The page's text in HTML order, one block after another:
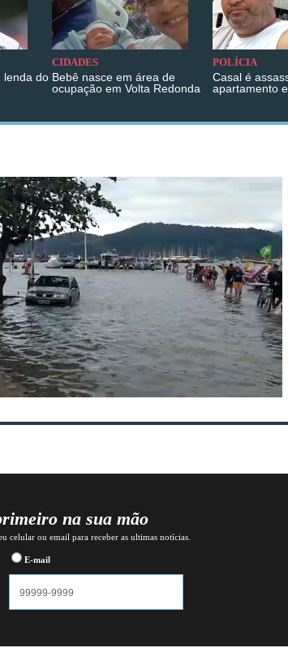
lenda do
CIDADES
Bebê nasce em área de
ocupação em Volta Redonda
POLÍCIA
Casal é
apartamento
na sua mão
celular ou email para receber as ultimas notícias.
E-mail